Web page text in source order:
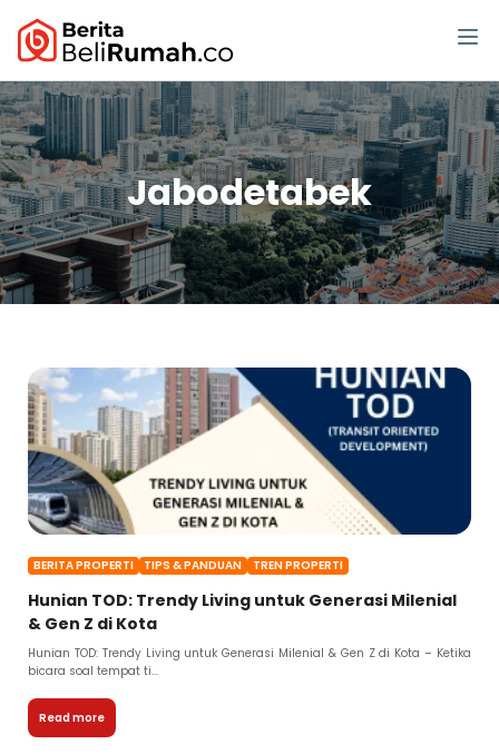
Jabodetabek
BERITA PROPERTI TIPS & PANDUAN TREN PROPERTI
Hunian TOD: Trendy Living untuk Generasi Milenial
& Gen Z di Kota
Hunian TOD: Trendy Living untuk Generasi Milenial & Gen Z di Kota – Ketika
bicara soal tempat ti...
Read more